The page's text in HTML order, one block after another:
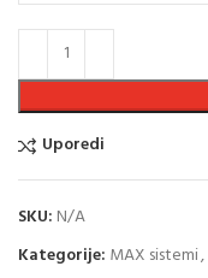
Uporedi
SKU: N/A
Kategorije: MAX sistemi,